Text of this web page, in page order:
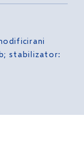
stabilizator: